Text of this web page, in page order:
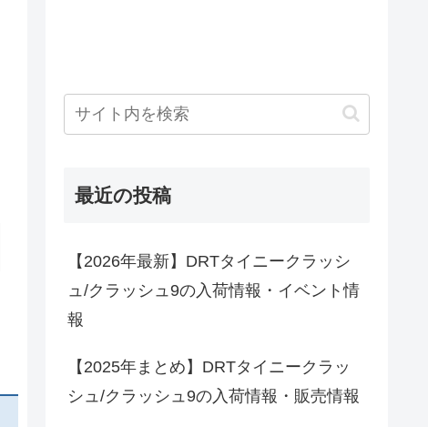
最近の投稿
【2026年最新】DRTタイニークラッシ
ュ/クラッシュ9の入荷情報・イベント情
報
【2025年まとめ】DRTタイニークラッ
シュ/クラッシュ9の入荷情報・販売情報